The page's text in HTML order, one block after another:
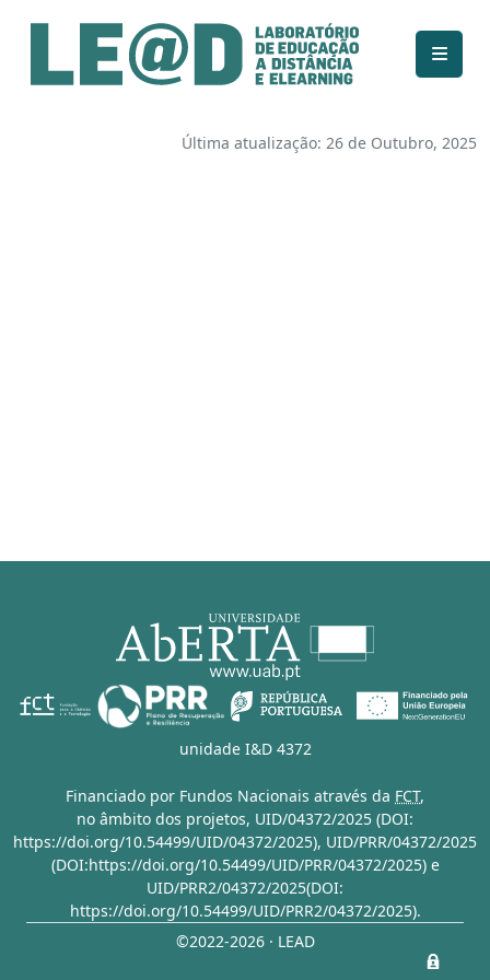
Ir para o conteúdo principal
Informações de acessibilidade
Mapa do site
Última atualização: 26 de Outubro, 2025
unidade I&D 4372
Financiado por Fundos Nacionais através da FCT,
no âmbito dos projetos, UID/04372/2025 (DOI:
https://doi.org/10.54499/UID/04372/2025), UID/PRR/04372/2025
(DOI:https://doi.org/10.54499/UID/PRR/04372/2025)e
UID/PRR2/04372/2025(DOI:
https://doi.org/10.54499/UID/PRR2/04372/2025).
©2022-2026 · LEAD